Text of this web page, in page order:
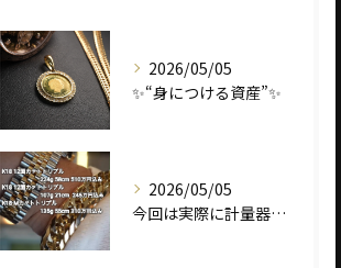
2026/05/05
✨“身につける資産”✨
2026/05/05
今回は実際に計量器に載せて、